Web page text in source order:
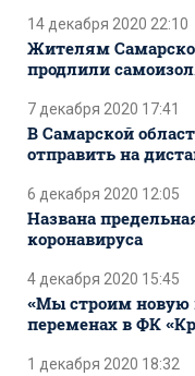
14 декабря 2020 22:10
Жителям
продлили
7 декабря 2020 17:41
В Самарской
отправить на
6 декабря 2020 12:05
Названа
коронавируса
4 декабря 2020 15:45
«Мы строим новую
переменах в ФК
1 декабря 2020 18:32